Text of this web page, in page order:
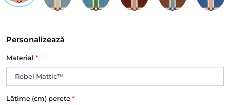
Personalizează
Material *
Lățime (cm) perete *